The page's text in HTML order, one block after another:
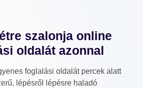
szalonja online
oldalát azonnal
foglalási oldalát percek alatt
lépésről lépésre haladó